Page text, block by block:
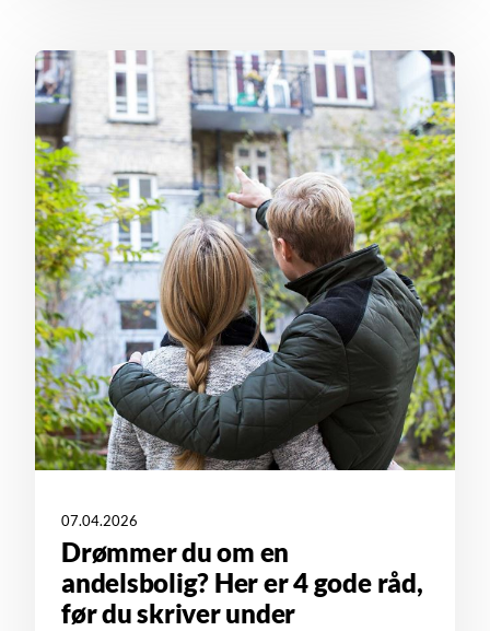
07.04.2026
Drømmer du om en
andelsbolig? Her er 4 gode råd,
før du skriver under